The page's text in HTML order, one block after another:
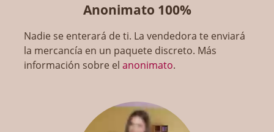
Anonimato 100%
Nadie se enterará de ti. La vendedora te enviará
la mercancía en un paquete discreto. Más
información sobre elanonimato.